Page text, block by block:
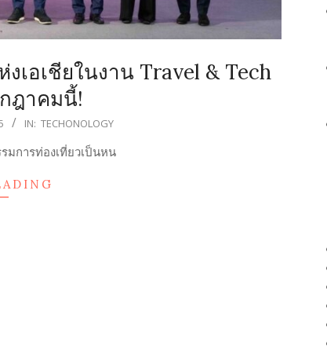
เอเชียในงาน Travel & Tech
ฎาคมนี้!
IN: TECHONOLOGY
มการท่องเที่ยวเป็นหน